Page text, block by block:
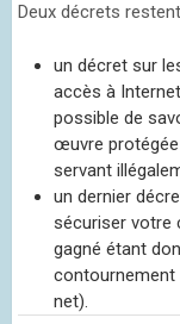
Deux décrets
un décret sur
accès à
possible de
œuvre
servant
un dernier
sécuriser votre
gagné étant
contournement
net).